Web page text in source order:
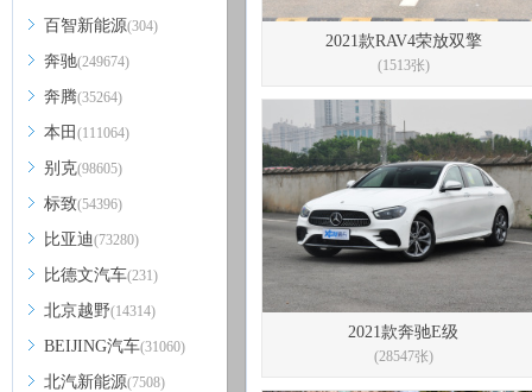
百智新能源(304)
奔驰(249674)
奔腾(35264)
本田 (111064)
别克(98605)
标致(54396)
比亚迪(73280)
比德文汽车(231)
北京越野(14314)
BEIJING汽车(31060)
北汽新能源(7508)
2021款RAV4荣放双擎
(1513张)
2021款奔驰E级
(28547张)